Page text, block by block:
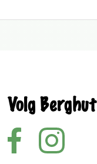
Volg Berghut